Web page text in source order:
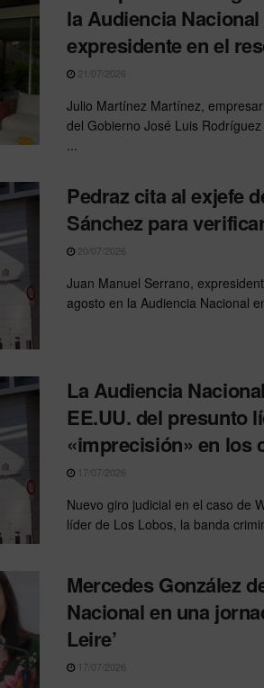
la Audiencia
expresidente en el
21/07/2026
Julio Martínez Martínez,
del Gobierno José Luis
...
Pedraz cita al exjefe
Sánchez para
20/07/2026
Juan Manuel Serrano,
agosto en la Audiencia Nacional
La Audiencia
EE.UU. del presunto
«imprecisión» en los
17/07/2026
Nuevo giro judicial en el caso de
líder de Los Lobos, la banda
Mercedes González
Nacional en una
Leire’
17/07/2026